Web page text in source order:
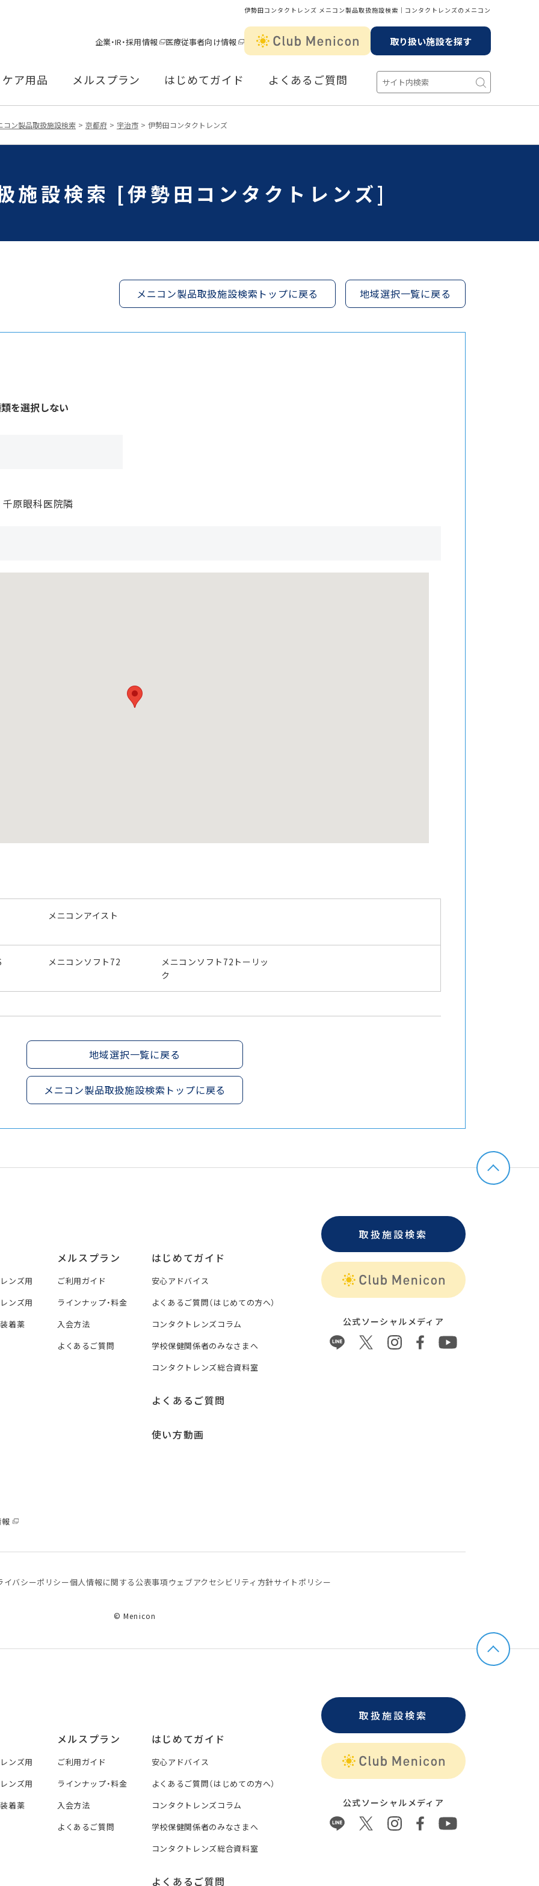
伊勢田コンタクトレンズ メニコン製品取扱施設検索│コンタクトレンズのメニコン
企業・IR・採用情報 医療従事者向け情報 取り扱い施設を探す
ケア用品 メルスプラン はじめてガイド よくあるご質問
コン製品取扱施設検索 京都府 宇治市 伊勢田コンタクトレンズ
施設検索 [伊勢田コンタクトレンズ]
メニコン製品取扱施設検索トップに戻る 地域選択一覧に戻る
を選択しない
原眼科医院隣
メニコンアイスト
メニコンソフト72
メニコンソフト72トーリッ
ク
地域選択一覧に戻る
メニコン製品取扱施設検索トップに戻る
ンズ用
ンズ用
着薬
メルスプラン
ご利用ガイド
ラインナップ・料金
入会方法
よくあるご質問
はじめてガイド
安心アドバイス
よくあるご質問（はじめての方へ）
コンタクトレンズコラム
学校保健関係者のみなさまへ
コンタクトレンズ総合資料室
よくあるご質問
使い方動画
取扱施設検索
公式ソーシャルメディア
イバシーポリシー個⼈情報に関する公表事項 ウェブアクセシビリティ方針サイトポリシー
© Menicon
ンズ用
ンズ用
着薬
メルスプラン
ご利用ガイド
ラインナップ・料金
入会方法
よくあるご質問
はじめてガイド
安心アドバイス
よくあるご質問（はじめての方へ）
コンタクトレンズコラム
学校保健関係者のみなさまへ
コンタクトレンズ総合資料室
よくあるご質問
取扱施設検索
公式ソーシャルメディア